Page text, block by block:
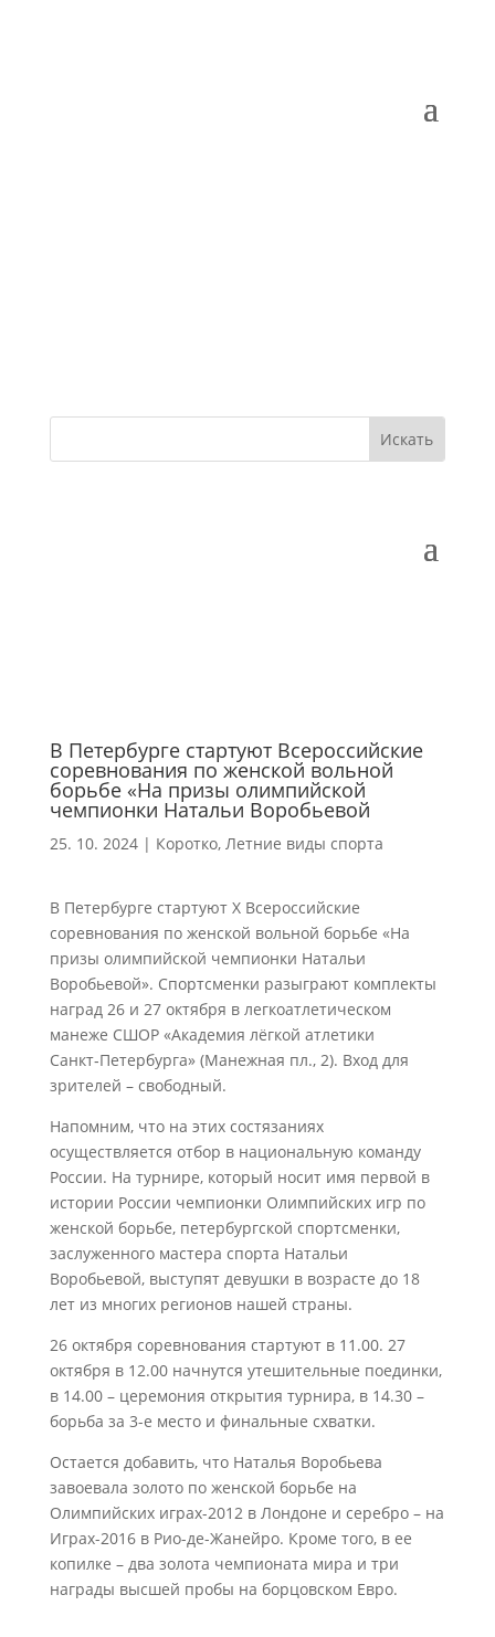
В Петербурге стартуют Всероссийские
соревнования по женской вольной
борьбе «На призы олимпийской
чемпионки Натальи Воробьевой
25. 10. 2024| Коротко, Летние виды спорта
В Петербурге стартуют Х Всероссийские
соревнования по женской вольной борьбе «На
призы олимпийской чемпионки Натальи
Воробьевой». Спортсменки разыграют комплекты
наград 26 и 27 октября в легкоатлетическом
манеже СШОР «Академия лёгкой атлетики
Санкт‑Петербурга» (Манежная пл., 2). Вход для
зрителей – свободный.
Напомним, что на этих состязаниях
осуществляется отбор в национальную команду
России. На турнире, который носит имя первой в
истории России чемпионки Олимпийских игр по
женской борьбе, петербургской спортсменки,
заслуженного мастера спорта Натальи
Воробьевой, выступят девушки в возрасте до 18
лет из многих регионов нашей страны.
26 октября соревнования стартуют в 11.00. 27
октября в 12.00 начнутся утешительные поединки,
в 14.00 – церемония открытия турнира, в 14.30 –
борьба за 3-е место и финальные схватки.
Остается добавить, что Наталья Воробьева
завоевала золото по женской борьбе на
Олимпийских играх-2012 в Лондоне и серебро – на
Играх-2016 в Рио-де-Жанейро. Кроме того, в ее
копилке – два золота чемпионата мира и три
награды высшей пробы на борцовском Евро.